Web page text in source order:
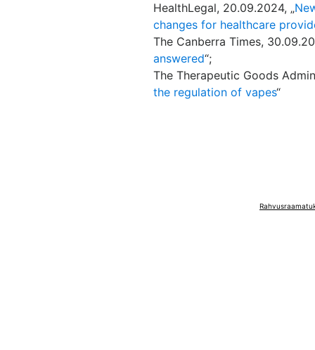
HealthLegal, 20.09.2024, „
changes for healthcare
The Canberra Times,
answered“;
The Therapeutic Goods
the regulation of vapes“